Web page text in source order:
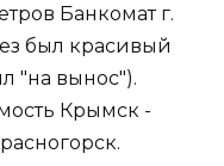
Банкомат г.
был красивый
"на вынос").
Крымск -